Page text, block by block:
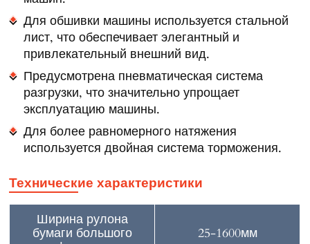
Для обшивки машины используется стальной
лист, что обеспечивает элегантный и
привлекательный внешний вид.
Предусмотрена пневматическая система
разгрузки, что значительно упрощает
эксплуатацию машины.
Для более равномерного натяжения
используется двойная система торможения.
Технические характеристики
Ширина рулона
бумаги большого
25-1600мм